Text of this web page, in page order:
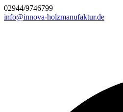
02944/9746799
info@innova-holzmanufaktur.de